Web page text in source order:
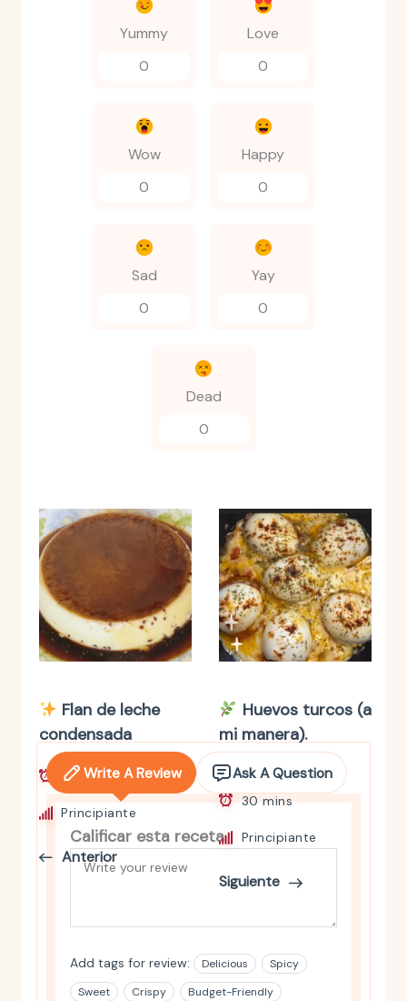
Yummy
0
Love
0
Wow
0
Happy
0
Sad
0
Yay
0
Dead
0
Flan de leche
condensada
1 h 20 mins
Principiante
Anterior
Huevos turcos (a
mi manera).
deliciosos!
30 mins
Principiante
Siguiente
Write A Review Ask A Question
Calificar esta receta
Add tags for review: Delicious
Spicy
Sweet
Crispy
Budget-Friendly